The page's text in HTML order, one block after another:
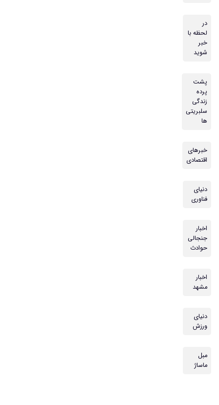
در
لحظه با
خبر
شوید
پشت
پرده
زندگی
سلبریتی
ها
خبرهای
اقتصادی
دنیای
فناوری
اخبار
جنجالی
حوادث
اخبار
مشهد
دنیای
ورزش
مبل
ماساژ